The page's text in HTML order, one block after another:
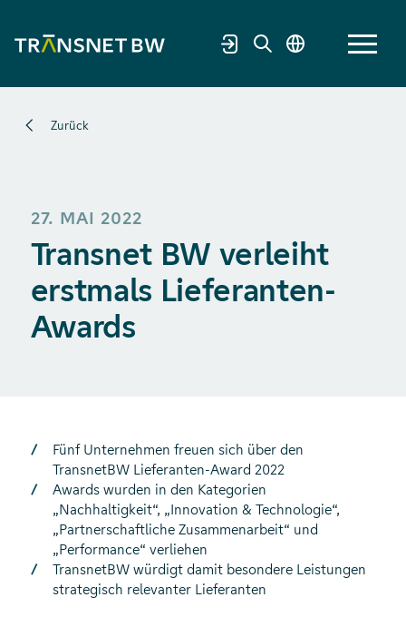
Zurück
27. MAI 2022
Transnet BW verleiht
erstmals Lieferanten-
Awards
Fünf Unternehmen freuen sich über den
TransnetBW Lieferanten-Award 2022
Awards wurden in den Kategorien
„Nachhaltigkeit“, „Innovation & Technologie“,
„Partnerschaftliche Zusammenarbeit“ und
„Performance“ verliehen
TransnetBW würdigt damit besondere Leistungen
strategisch relevanter Lieferanten